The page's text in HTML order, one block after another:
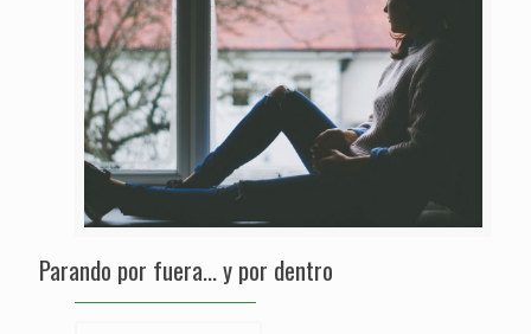
Parando por fuera… y por dentro